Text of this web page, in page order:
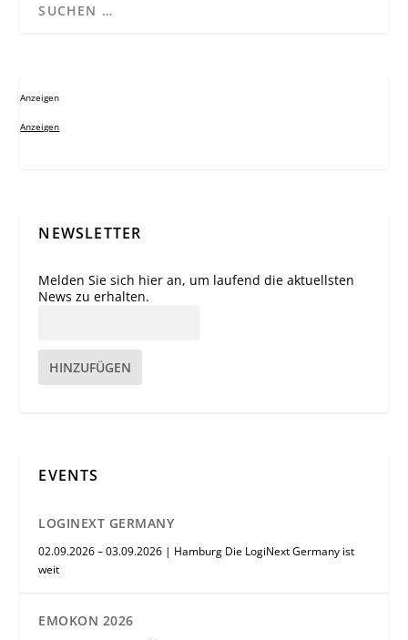
Anzeigen
Anzeigen
NEWSLETTER
Melden Sie sich hier an, um laufend die aktuellsten
News zu erhalten.
HINZUFÜGEN
EVENTS
LOGINEXT GERMANY
02.09.2026 – 03.09.2026 | Hamburg Die LogiNext Germany ist
weit
EMOKON 2026